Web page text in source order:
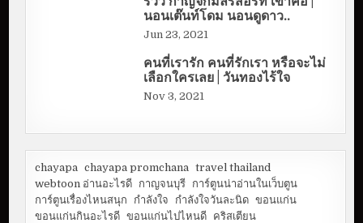
นอนเต๊นท์โดม นอนดูดาว..
Jun 23, 2021
คนที่เรารัก คนที่รักเรา หรือจะไม่
เลือกใครเลย | วันทองไร้ใจ
Nov 3, 2021
chayapa chayapa promchana
travel thailand
webtoon อ่านอะไรดี กาญจนบุรี การ์ตูนน่าอ่านในเว็บตูน
การ์ตูนเรื่องไหนสนุก
กำลังใจ กำลังใจวันละนิด ขอนแก่น
ขอนแก่นกินอะไรดี ขอนแก่นไปไหนดี คริสเตียน